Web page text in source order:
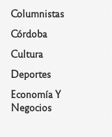
Columnistas
Córdoba
Cultura
Deportes
Economía Y
Negocios